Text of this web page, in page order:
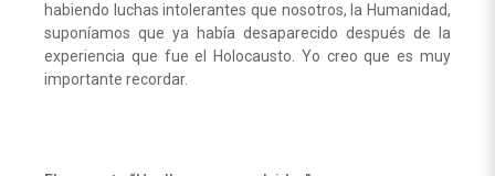
habiendo luchas intolerantes que nosotros, la Humanidad,
suponíamos que ya había desaparecido después de la
experiencia que fue el Holocausto. Yo creo que es muy
importante recordar.